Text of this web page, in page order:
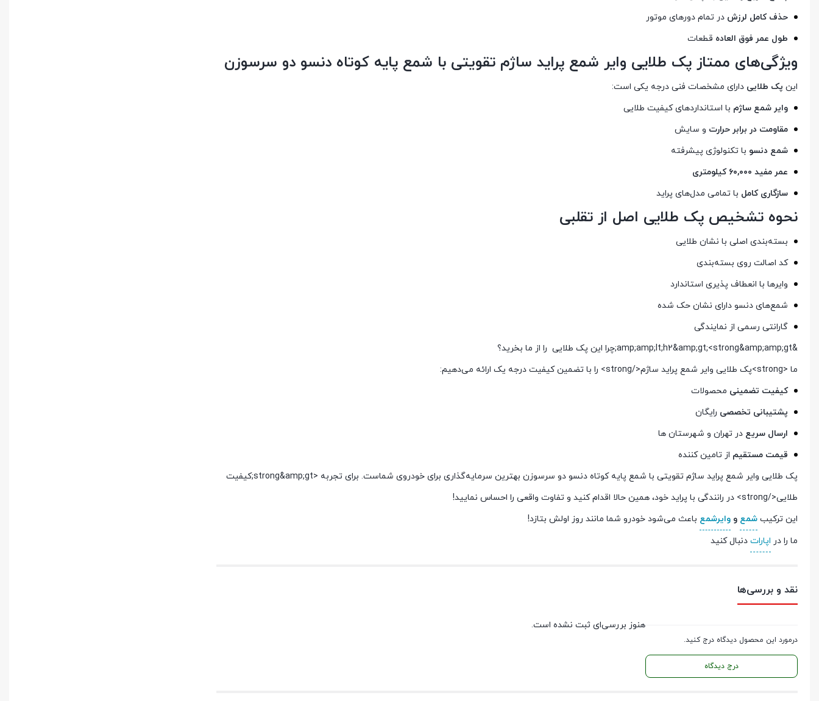
حذف کامل لرزش در تمام دورهای موتور
طول عمر فوق العاده قطعات
ویژگی‌های ممتاز پک طلایی وایر شمع پراید ساژم تقویتی با شمع پایه کوتاه دنسو دو سرسوزن
این پک طلایی دارای مشخصات فنی درجه یکی است:
وایر شمع ساژم با استانداردهای کیفیت طلایی
مقاومت در برابر حرارت و سایش
شمع دنسو با تکنولوژی پیشرفته
عمر مفید ۶۰,۰۰۰ کیلومتری
سازگاری کامل با تمامی مدل‌های پراید
نحوه تشخیص پک طلایی اصل از تقلبی
بسته‌بندی اصلی با نشان طلایی
کد اصالت روی بسته‌بندی
وایرها با انعطاف پذیری استاندارد
شمع‌های دنسو دارای نشان حک شده
گارانتی رسمی از نمایندگی
&amp;amp;lt;h2&amp;gt;<strong&amp;amp;gt;چرا این پک طلایی را از ما بخرید؟
ما <strong>پک طلایی وایر شمع پراید ساژم</strong> را با تضمین کیفیت درجه یک ارائه می‌دهیم:
کیفیت تضمینی محصولات
پشتیبانی تخصصی رایگان
ارسال سریع در تهران و شهرستان ها
قیمت مستقیم از تامین کننده
پک طلایی وایر شمع پراید ساژم تقویتی با شمع پایه کوتاه دنسو دو سرسوزن بهترین سرمایه‌گذاری برای خودروی شماست. برای تجربه <strong&amp;gt;کیفیت
طلایی</strong> در رانندگی با پراید خود، همین حالا اقدام کنید و تفاوت واقعی را احساس نمایید!
این ترکیب شمع و وایرشمع باعث می‌شود خودرو شما مانند روز اولش بتازد!
ما را در اپارات دنبال کنید
نقد و بررسی‌ها
درمورد این محصول دیدگاه درج کنید.
درج دیدگاه
هنوز بررسی‌ای ثبت نشده است.